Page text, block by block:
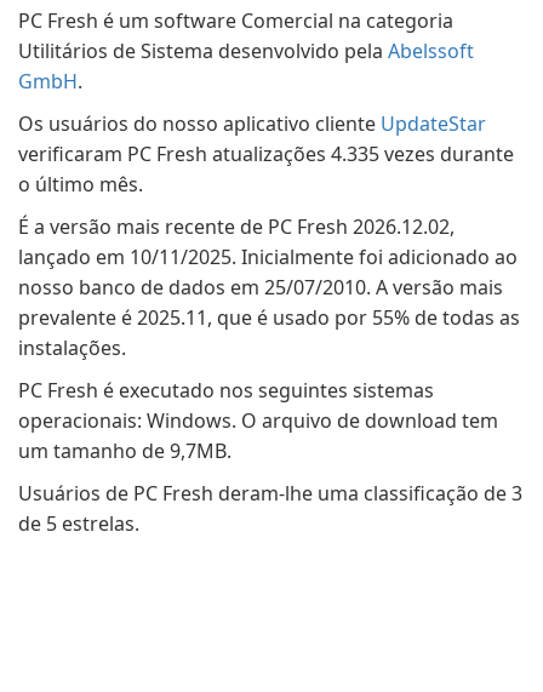
PC Fresh é um software Comercial na categoria
Utilitários de Sistema desenvolvido pela Abelssoft
GmbH.
Os usuários do nosso aplicativo cliente UpdateStar
verificaram PC Fresh atualizações 4.335 vezes durante
o último mês.
É a versão mais recente de PC Fresh 2026.12.02,
lançado em 10/11/2025. Inicialmente foi adicionado ao
nosso banco de dados em 25/07/2010. A versão mais
prevalente é 2025.11, que é usado por 55% de todas as
instalações.
PC Fresh é executado nos seguintes sistemas
operacionais: Windows. O arquivo de download tem
um tamanho de 9,7MB.
Usuários de PC Fresh deram-lhe uma classificação de 3
de 5 estrelas.